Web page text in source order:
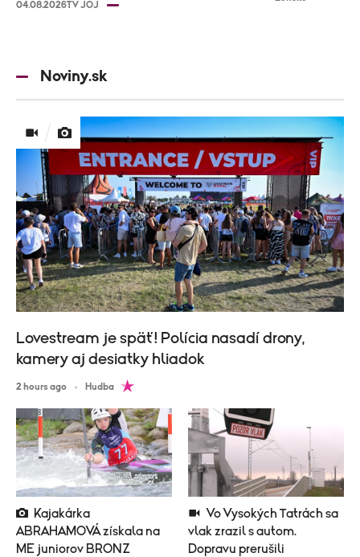
04.08.2026TV JOJ
Noviny.sk
ABRAHAMOVÁ získala na
ME juniorov BRONZ
vlak zrazil s autom.
Dopravu prerušili
Lovestream je späť! Polícia nasadí drony,
kamery aj desiatky hliadok
2 hours ago Hudba